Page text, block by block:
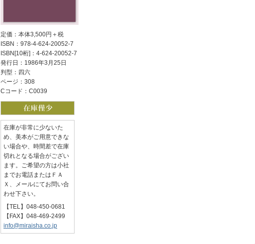
定価：本体3,500円＋税
ISBN：978-4-624-20052-7
ISBN[10桁]：4-624-20052-7
発行日：1986年3月25日
判型：四六
ページ：308
Cコード：C0039
在庫が非常に少ないた
め、美本がご用意できな
い場合や、時間差で在庫
切れとなる場合がござい
ます。ご希望の方は小社
までお電話またはＦＡ
Ｘ、メールにてお問い合
わせ下さい。
【TEL】048-450-0681
【FAX】048-469-2499
info@miraisha.co.jp